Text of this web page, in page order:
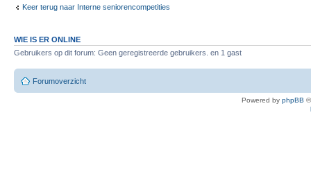
Keer terug naar Interne seniorencompetities
WIE IS ER ONLINE
Gebruikers op dit forum: Geen geregistreerde gebruikers. en 1 gast
Forumoverzicht
Powered by phpBB